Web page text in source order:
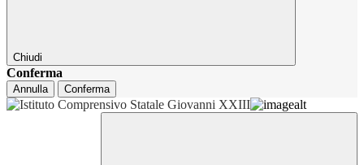
Chiudi
Conferma
Annulla Conferma